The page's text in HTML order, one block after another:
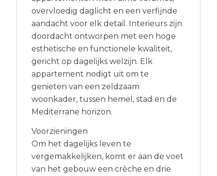
overvloedig daglicht en een verfijnde
aandacht voor elk detail. Interieurs zijn
doordacht ontworpen met een hoge
esthetische en functionele kwaliteit,
gericht op dagelijks welzijn. Elk
appartement nodigt uit om te
genieten van een zeldzaam
woonkader, tussen hemel, stad en de
Mediterrane horizon.
Voorzieningen
Om het dagelijks leven te
vergemakkelijken, komt er aan de voet
van het gebouw een crèche en drie